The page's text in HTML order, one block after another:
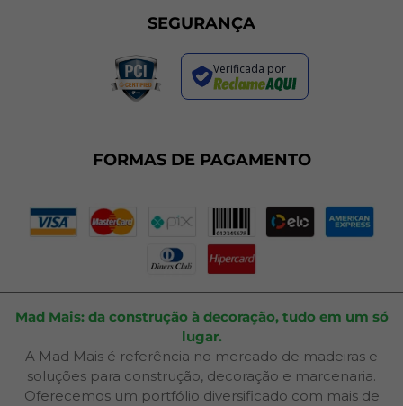
Trocas e Devoluções
Regras de Promoções
Termos de Uso
Plano de Corte
SEGURANÇA
Verificada por
FORMAS DE PAGAMENTO
Mad Mais: da construção à decoração, tudo em um só
lugar.
A Mad Mais é referência no mercado de madeiras e
soluções para construção, decoração e marcenaria.
Oferecemos um portfólio diversificado com mais de